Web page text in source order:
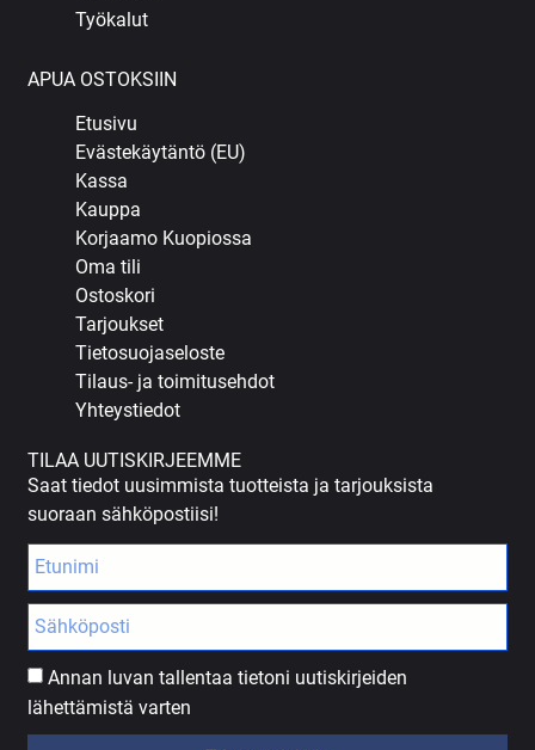
Työkalut
APUA OSTOKSIIN
Etusivu
Evästekäytäntö (EU)
Kassa
Kauppa
Korjaamo Kuopiossa
Oma tili
Ostoskori
Tarjoukset
Tietosuojaseloste
Tilaus- ja toimitusehdot
Yhteystiedot
TILAA UUTISKIRJEEMME
Saat tiedot uusimmista tuotteista ja tarjouksista
suoraan sähköpostiisi!
Annan luvan tallentaa tietoni uutiskirjeiden
lähettämistä varten